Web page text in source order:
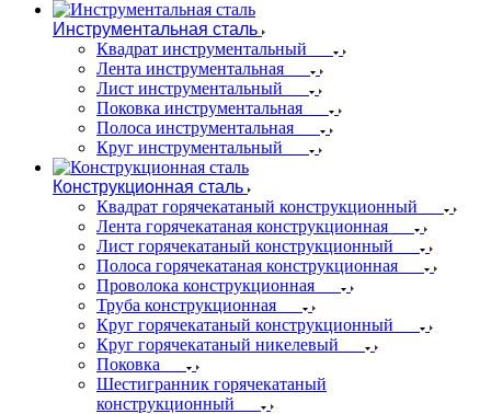
Инструментальная сталь
Квадрат инструментальный
Лента инструментальная
Лист инструментальный
Поковка инструментальная
Полоса инструментальная
Круг инструментальный
Конструкционная сталь
Квадрат горячекатаный конструкционный
Лента горячекатаная конструкционная
Лист горячекатаный конструкционный
Полоса горячекатаная конструкционная
Проволока конструкционная
Труба конструкционная
Круг горячекатаный конструкционный
Круг горячекатаный никелевый
Поковка
Шестигранник горячекатаный
конструкционный